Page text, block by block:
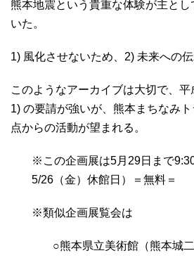
熊本地震という貴重な体験が主と
いた。
1) 風化させないため、2) 未来への
このようなアーカイブは大切で、
1) の要請が強いが、熊本まちなみ
点からの活動が望まれる。
※この企画展は5月29日まで
5/26（金）休館日）＝無料＝
※類似企画展覧会は
○熊本県立美術館（熊本城